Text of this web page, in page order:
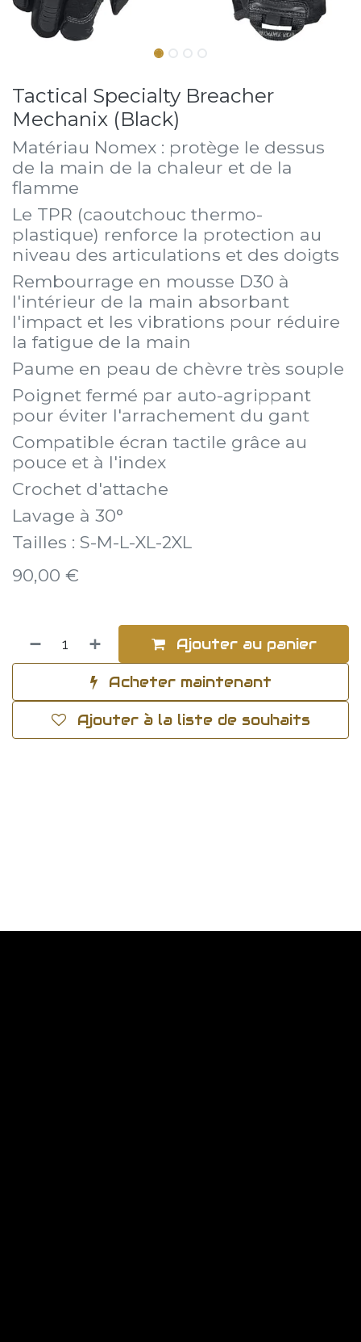
Tactical Specialty Breacher
Mechanix (Black)
Matériau Nomex : protège le dessus
de la main de la chaleur et de la
flamme
Le TPR (caoutchouc thermo-
plastique) renforce la protection au
niveau des articulations et des doigts
Rembourrage en mousse D30 à
l'intérieur de la main absorbant
l'impact et les vibrations pour réduire
la fatigue de la main
Paume en peau de chèvre très souple
Poignet fermé par auto-agrippant
pour éviter l'arrachement du gant
Compatible écran tactile grâce au
pouce et à l'index
Crochet d'attache
Lavage à 30°
Tailles : S-M-L-XL-2XL
90,00 €
Ajouter au panier
Acheter maintenant
Ajouter à la liste de souhaits